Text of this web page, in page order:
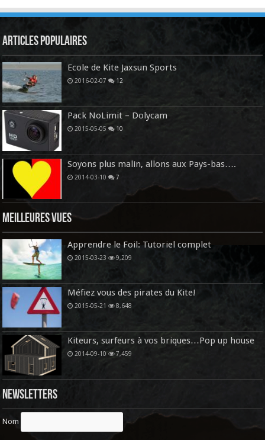
Articles Populaires
Ecole de Kite Jaxsun Sports
2016-02-07 12
Pack NoLimit – Dolycam
2015-05-05 10
Soyons plus malin, allons aux Pays-bas….
2014-03-10 7
Meilleures vues
Apprendre le Foil: Tutoriel complet
2015-03-23 9,209
Méfiez vous des pirates du Kite!
2015-05-21 8,648
Kiteurs, surfeurs à vos briques…Pop up house
2014-09-10 7,459
Newsletters
Nom